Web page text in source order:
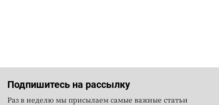
Подпишитесь на рассылку
Раз в неделю мы присылаем самые важные статьи